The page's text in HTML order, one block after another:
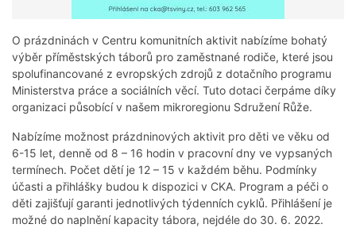
O prázdninách v Centru komunitních aktivit nabízíme bohatý
výběr příměstských táborů pro zaměstnané rodiče, které jsou
spolufinancované z evropských zdrojů z dotačního programu
Ministerstva práce a sociálních věcí. Tuto dotaci čerpáme díky
organizaci působící v našem mikroregionu Sdružení Růže.
Nabízíme možnost prázdninových aktivit pro děti ve věku od
6-15 let, denně od 8 – 16 hodin v pracovní dny ve vypsaných
termínech. Počet dětí je 12 – 15 v každém běhu. Podmínky
účasti a přihlášky budou k dispozici v CKA. Program a péči o
děti zajišťují garanti jednotlivých týdenních cyklů. Přihlášení je
možné do naplnění kapacity tábora, nejdéle do 30. 6. 2022.